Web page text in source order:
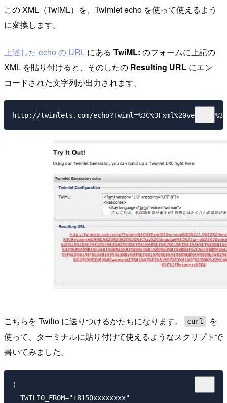
この XML（TwiML）を、Twimlet echo を使って使えるよう
に変換します。
上述した echo の URL にある TwiML: のフォームに上記の
XML を貼り付けると、そのしたの Resulting URL にエン
コードされた文字列が出力されます。
こちらを Twilio に送りつけるかたちになります。 curl
を
使って、ターミナルに貼り付けて使えるようなスクリプトで
書いてみました。
(
  TWILIO_FROM="+8150xxxxxxxx"